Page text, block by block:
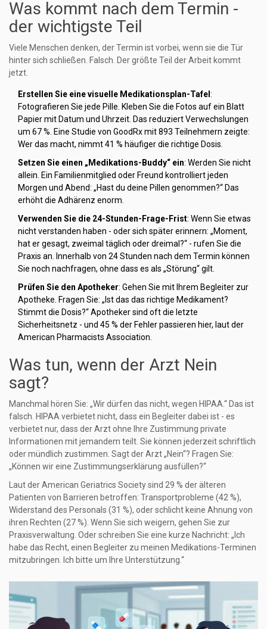
Was kommt nach dem Termin -
der wichtigste Teil
Viele Menschen denken, der Termin ist vorbei, wenn sie die Tür
hinter sich schließen. Falsch. Der größte Teil der Arbeit kommt
jetzt.
Erstellen Sie eine visuelle Medikationsplan-Tafel :
Fotografieren Sie jede Pille. Kleben Sie die Fotos auf ein Blatt
Papier mit Datum und Uhrzeit. Das reduziert Verwechslungen
um 67 %. Eine Studie von GoodRx mit 893 Teilnehmern zeigte:
Wer das macht, nimmt 41 % häufiger die richtige Dosis.
Setzen Sie einen „Medikations-Buddy“ ein: Werden Sie nicht
allein. Ein Familienmitglied oder Freund kontrolliert jeden
Morgen und Abend: „Hast du deine Pillen genommen?“ Das
erhöht die Adhärenz enorm.
Verwenden Sie die 24-Stunden-Frage-Frist: Wenn Sie etwas
nicht verstanden haben - oder sich später erinnern: „Moment,
hat er gesagt, zweimal täglich oder dreimal?“ - rufen Sie die
Praxis an. Innerhalb von 24 Stunden nach dem Termin können
Sie noch nachfragen, ohne dass es als „Störung“ gilt.
Prüfen Sie den Apotheker: Gehen Sie mit Ihrem Begleiter zur
Apotheke. Fragen Sie: „Ist das das richtige Medikament?
Stimmt die Dosis?“ Apotheker sind oft die letzte
Sicherheitsnetz - und 45 % der Fehler passieren hier, laut der
American Pharmacists Association.
Was tun, wenn der Arzt Nein
sagt?
Manchmal hören Sie: „Wir dürfen das nicht, wegen HIPAA.“ Das ist
falsch. HIPAA verbietet nicht, dass ein Begleiter dabei ist - es
verbietet nur, dass der Arzt ohne Ihre Zustimmung private
Informationen mit jemandem teilt. Sie können jederzeit schriftlich
oder mündlich zustimmen. Sagt der Arzt „Nein“? Fragen Sie:
„Können wir eine Zustimmungserklärung ausfüllen?“
Laut der American Geriatrics Society sind 29 % der älteren
Patienten von Barrieren betroffen: Transportprobleme (42 %),
Widerstand des Personals (31 %), oder schlicht keine Ahnung von
ihren Rechten (27 %). Wenn Sie sich weigern, gehen Sie zur
Praxisverwaltung. Oder schreiben Sie eine kurze Nachricht: „Ich
habe das Recht, einen Begleiter zu meinen Medikations-Terminen
mitzubringen. Ich bitte um Ihre Unterstützung.“